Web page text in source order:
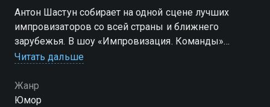
Антон Шастун собирает на одной сцене лучших
импровизаторов со всей страны и ближнего
зарубежья. В шоу «Импровизация. Команды»
комики сражаются за честь своего города, проходя
стендаперы и просто знатоки юмора. Чем больше
попаданий — тем ближе титул столицы
Читать дальше
Жанр
Юмор